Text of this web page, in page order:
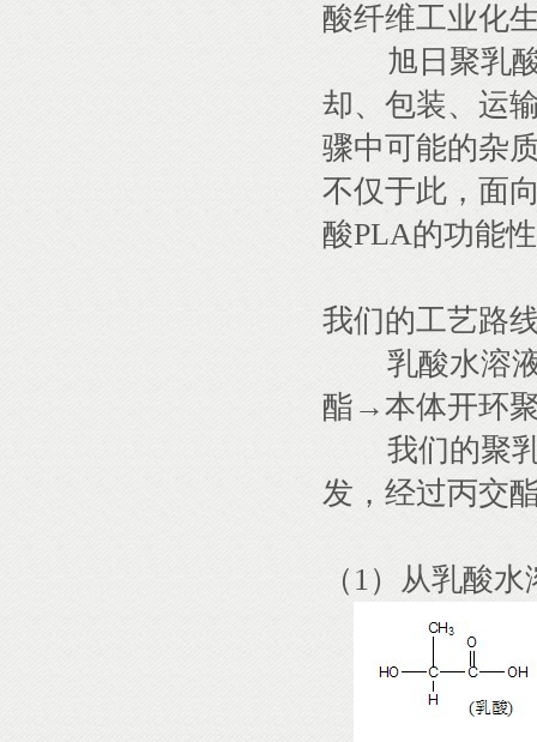
酸纤维工业化
旭日聚乳
却、包装、运
骤中可能的杂
不仅于此，面
酸PLA的功能
我们的工艺路
乳酸水溶
酯→本体开环
我们的聚
发，经过丙交
（1）从乳酸